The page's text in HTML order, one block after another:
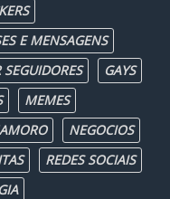
E MENSAGENS
GAYS
MEMES
NEGOCIOS
REDES SOCIAIS